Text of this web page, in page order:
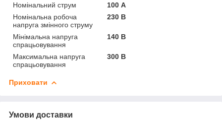
Номінальний струм
100 А
Номінальна робоча
напруга змінного струму
230 В
Мінімальна напруга
спрацьовування
140 В
Максимальна напруга
спрацьовування
300 В
Приховати
Умови доставки